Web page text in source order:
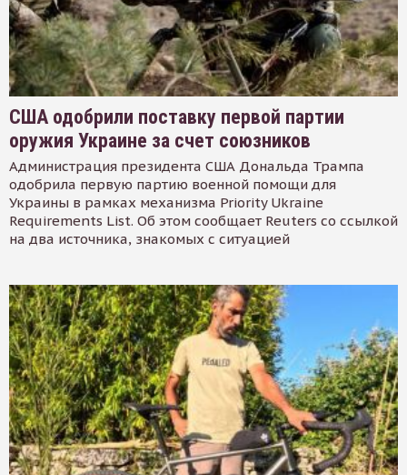
США одобрили поставку первой партии
оружия Украине за счет союзников
Администрация президента США Дональда Трампа
одобрила первую партию военной помощи для
Украины в рамках механизма Priority Ukraine
Requirements List. Об этом сообщает Reuters со ссылкой
на два источника, знакомых с ситуацией